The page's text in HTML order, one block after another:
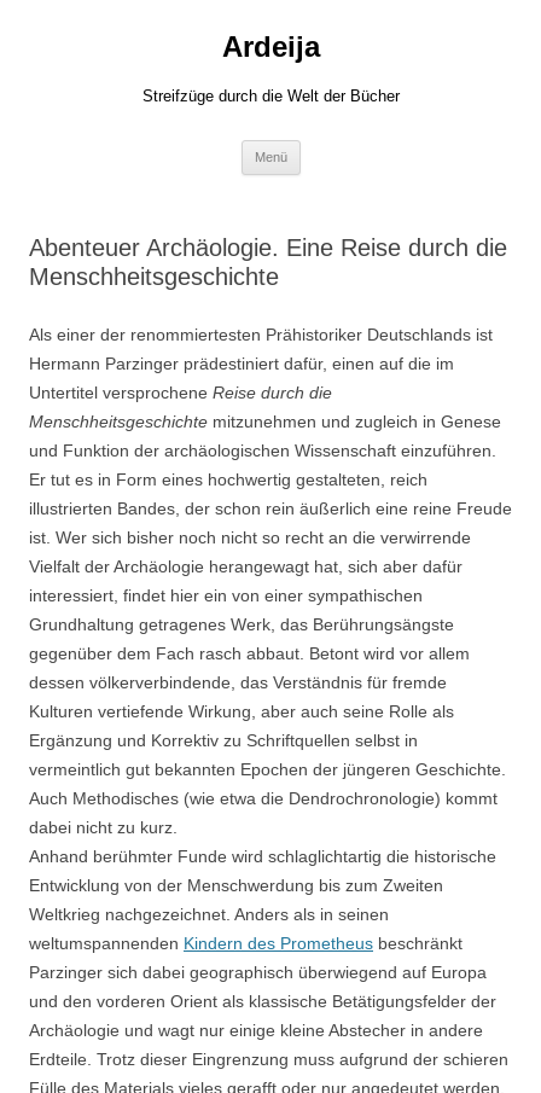
Ardeija
Streifzüge durch die Welt der Bücher
Menü
Abenteuer Archäologie. Eine Reise durch die
Menschheitsgeschichte
Als einer der renommiertesten Prähistoriker Deutschlands ist
Hermann Parzinger prädestiniert dafür, einen auf die im
Untertitel versprochene Reise durch die
Menschheitsgeschichte mitzunehmen und zugleich in Genese
und Funktion der archäologischen Wissenschaft einzuführen.
Er tut es in Form eines hochwertig gestalteten, reich
illustrierten Bandes, der schon rein äußerlich eine reine Freude
ist. Wer sich bisher noch nicht so recht an die verwirrende
Vielfalt der Archäologie herangewagt hat, sich aber dafür
interessiert, findet hier ein von einer sympathischen
Grundhaltung getragenes Werk, das Berührungsängste
gegenüber dem Fach rasch abbaut. Betont wird vor allem
dessen völkerverbindende, das Verständnis für fremde
Kulturen vertiefende Wirkung, aber auch seine Rolle als
Ergänzung und Korrektiv zu Schriftquellen selbst in
vermeintlich gut bekannten Epochen der jüngeren Geschichte.
Auch Methodisches (wie etwa die Dendrochronologie) kommt
dabei nicht zu kurz.
Anhand berühmter Funde wird schlaglichtartig die historische
Entwicklung von der Menschwerdung bis zum Zweiten
Weltkrieg nachgezeichnet. Anders als in seinen
weltumspannenden Kindern des Prometheus beschränkt
Parzinger sich dabei geographisch überwiegend auf Europa
und den vorderen Orient als klassische Betätigungsfelder der
Archäologie und wagt nur einige kleine Abstecher in andere
Erdteile. Trotz dieser Eingrenzung muss aufgrund der schieren
Fülle des Materials vieles gerafft oder nur angedeutet werden.